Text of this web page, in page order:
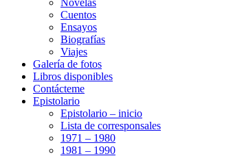
Cuentos
Ensayos
Biografías
Viajes
Galería de fotos
Libros disponibles
Contácteme
Epistolario
Epistolario – inicio
Lista de corresponsales
1971 – 1980
1981 – 1990